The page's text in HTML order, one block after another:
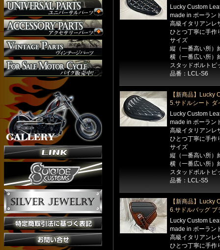
Lucky Custom
made in ポーラン
高級イタリアンレ
ひとつ丁寧に手作
サイズ
縦（一番高い所）
横（一番広い所）
スタッドボルトピ
品番：LCL-S6
【新商品】Lucky
5.サドルシート ダ
Lucky Custom
made in ポーラン
高級イタリアンレ
ひとつ丁寧に手作
サイズ
縦（一番高い所）
横（一番広い所）
スタッドボルトピ
品番：LCL-S5
【新商品】Lucky
6.サドルバッグ ブ
Lucky Custom
made in ポーラン
高級イタリアンレ
ひとつ丁寧に手作